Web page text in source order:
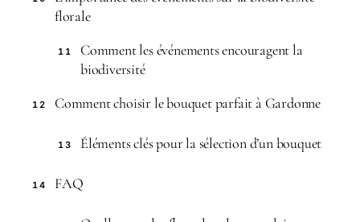
florale
11
Comment les événements encouragent la
biodiversité
12 Comment choisir le bouquet parfait à Gardonne
13 Éléments clés pour la sélection d’un bouquet
14 FAQ